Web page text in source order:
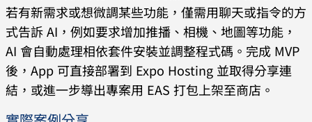
若有新需求或想微調某些功能，僅需用聊天或指令的方
式告訴 AI，例如要求增加推播、相機、地圖等功能，
AI 會自動處理相依套件安裝並調整程式碼。完成 MVP
後，App 可直接部署到 Expo Hosting 並取得分享連
結，或進一步導出專案用 EAS 打包上架至商店。